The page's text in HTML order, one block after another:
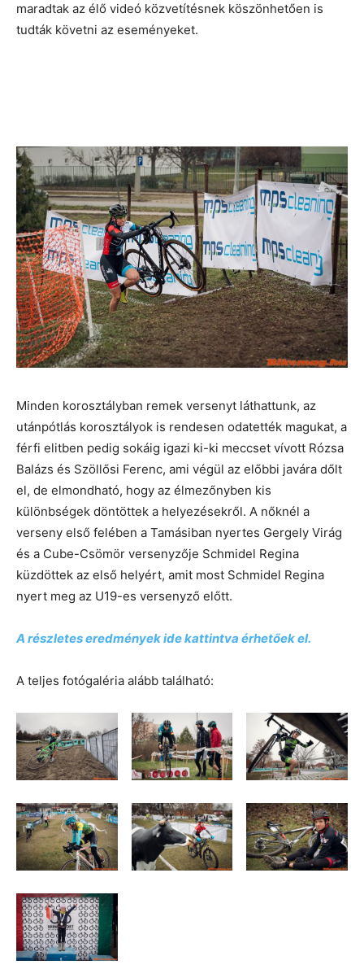
maradtak az élő videó közvetítésnek köszönhetően is
tudták követni az eseményeket.
Minden korosztályban remek versenyt láthattunk, az
utánpótlás korosztályok is rendesen odatették magukat, a
férfi elitben pedig sokáig igazi ki-ki meccset vívott Rózsa
Balázs és Szöllősi Ferenc, ami végül az előbbi javára dőlt
el, de elmondható, hogy az élmezőnyben kis
különbségek döntöttek a helyezésekről. A nőknél a
verseny első felében a Tamásiban nyertes Gergely Virág
és a Cube-Csömör versenyzője Schmidel Regina
küzdöttek az első helyért, amit most Schmidel Regina
nyert meg az U19-es versenyző előtt.
A részletes eredmények ide kattintva érhetőek el.
A teljes fotógaléria alább található: